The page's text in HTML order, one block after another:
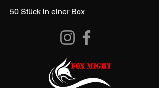
50 Stück in einer Box